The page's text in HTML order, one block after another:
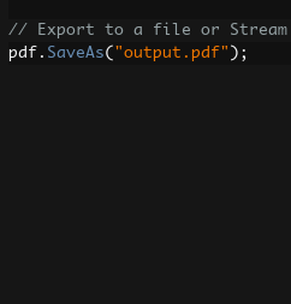
// Export to a file or Stream
pdf . SaveAs( "output.pdf" );